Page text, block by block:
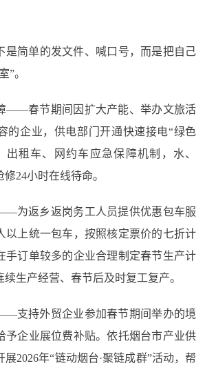
是简单的发文件、喊口号，而是把自己
”。
——春节期间因扩大产能、举办文旅活
的企业，供电部门开通快速接电“绿色
出租车、网约车应急保障机制，水、
24小时在线待命。
为返乡返岗务工人员提供优惠包车服
以上统一包车，按照核定票价的七折计
手订单较多的企业合理制定春节生产计
生产经营、春节后及时复工复产。
支持外贸企业参加春节期间举办的境
予企业展位费补贴。依托烟台市产业供
2026年“链动烟台·聚链成群”活动，帮